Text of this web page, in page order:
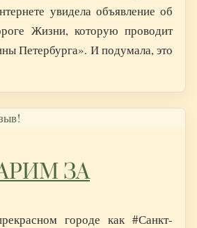
увидела объявление об
Жизни, которую проводит
Петербурга». И подумала, это
ЗА
городе как #Санкт-